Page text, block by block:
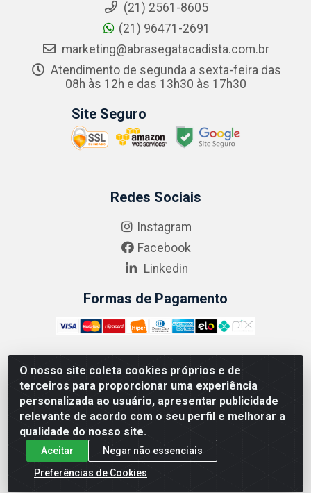
O nosso site coleta cookies próprios e de
terceiros para proporcionar uma experiência
personalizada ao usuário, apresentar publicidade
relevante de acordo com o seu perfil e melhorar a
qualidade do nosso site.
Aceitar
Negar não essenciais
Preferências de Cookies
(21) 2561-8605
(21) 96471-2691
marketing@abrasegatacadista.com.br
Atendimento de segunda a sexta-feira das
08h às 12h e das 13h30 às 17h30
Site Seguro
Redes Sociais
Instagram
Facebook
Linkedin
Formas de Pagamento
ABRASEG COMÉRCIO ATACADISTA LTDA - CNPJ:
10.894.768/0001-00 - Avenida Lobo Júnior, 1045 -
Penha Circular - Rio de Janeiro - RJ - CEP 21020-124